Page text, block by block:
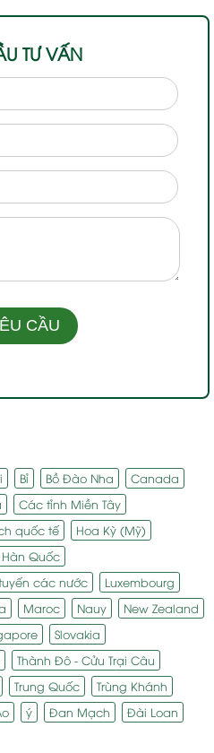
TƯ VẤN
Bỉ Bồ Đào Nha
Canada
Các tỉnh Miền Tây
quốc tế
Hoa Kỳ (Mỹ)
Hàn Quốc
các nước
Luxembourg
Maroc Nauy
New Zealand
Slovakia
Thành Đô - Cửu Trại Câu
Trung Quốc
Trùng Khánh
ý Đan Mạch
Đài Loan